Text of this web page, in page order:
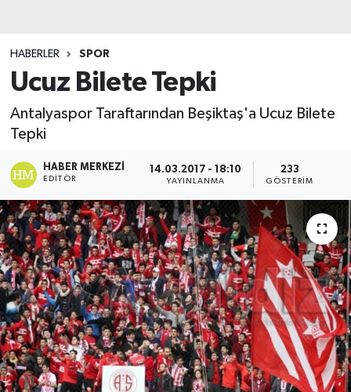
HABERLER SPOR
Ucuz Bilete Tepki
Antalyaspor Taraftarından Beşiktaş'a Ucuz Bilete
Tepki
HABER MERKEZI
EDITÖR
14.03.2017 - 18:10
YAYINLANMA
233
GÖSTERIM